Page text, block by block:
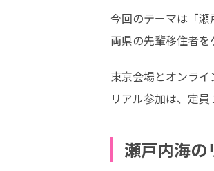
今回のテーマは「瀬
両県の先輩移住者
東京会場とオンライ
リアル参加は、定員
瀬戸内海の